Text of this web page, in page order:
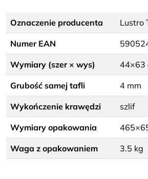
Oznaczenie producenta Lustro
Numer EAN
Wymiary (szer × wys) 44×63
Grubość samej tafli 4 mm
Wykończenie krawędzi szlif
Wymiary opakowania
Waga z opakowaniem 3.5 kg